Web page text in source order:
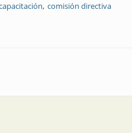
comisión directiva